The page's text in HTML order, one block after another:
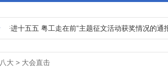
进十五五 粤工走在前”主题征文活动获奖情况的通报
大 > 大会直击